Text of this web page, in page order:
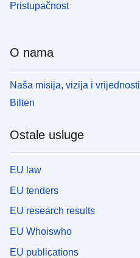
Pristupačnost
O nama
Naša misija, vizija i vrijednosti
Bilten
Ostale usluge
EU law
EU tenders
EU research results
EU Whoiswho
EU publications